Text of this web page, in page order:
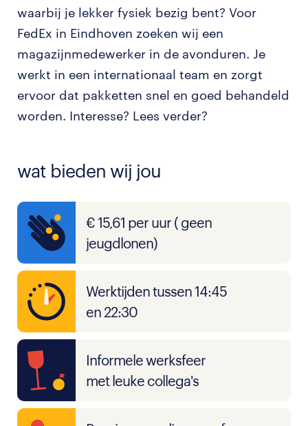
waarbij je lekker fysiek bezig bent? Voor
FedEx in Eindhoven zoeken wij een
magazijnmedewerker in de avonduren. Je
werkt in een internationaal team en zorgt
ervoor dat pakketten snel en goed behandeld
worden. Interesse? Lees verder?
wat bieden wij jou
€ 15,61 per uur ( geen
jeugdlonen)
Werktijden tussen 14:45
en 22:30
Informele werksfeer
met leuke collega's